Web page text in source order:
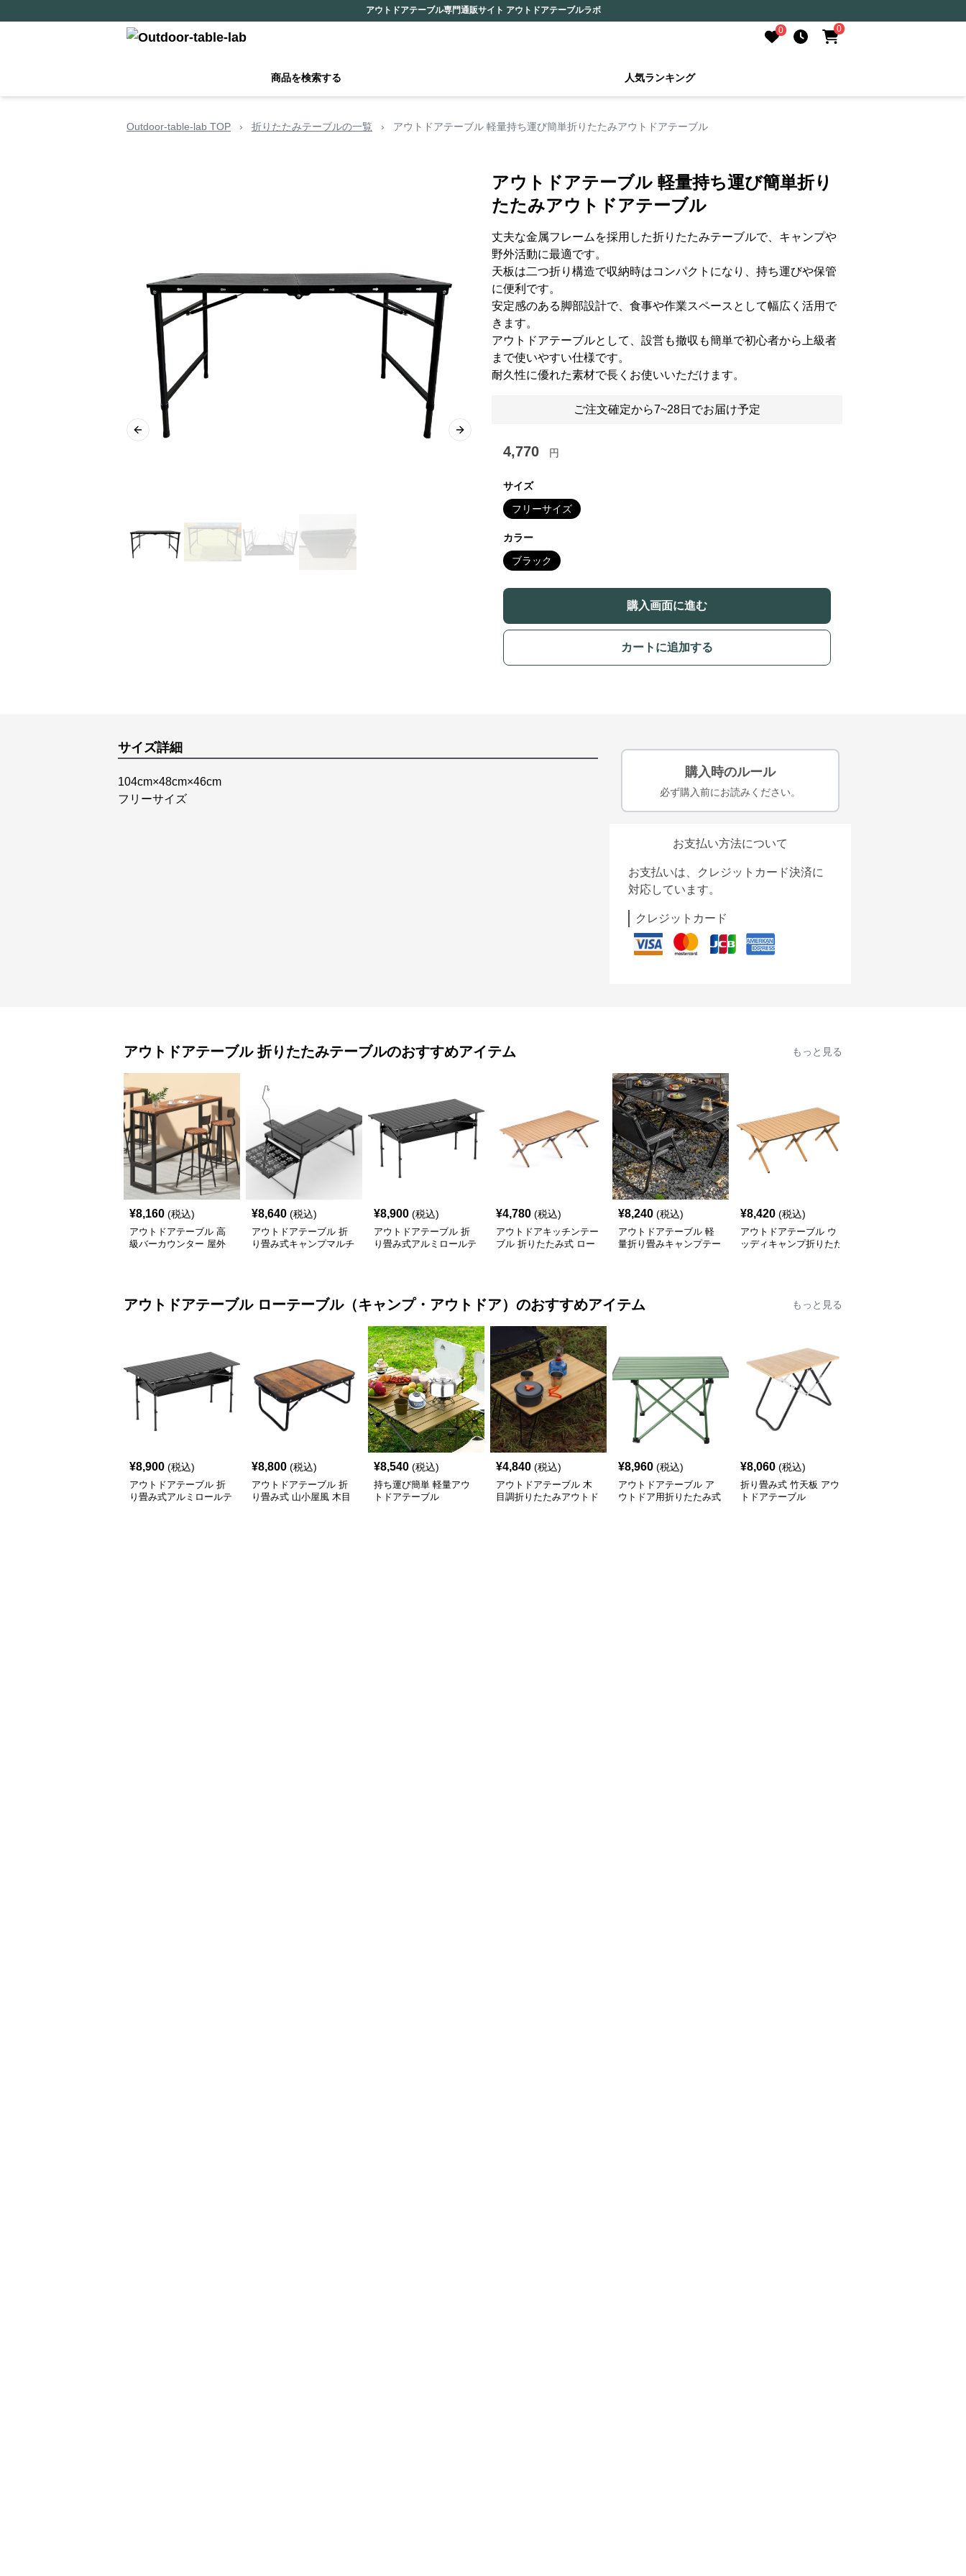
アウトドアテーブル専門通販サイト アウトドアテーブルラボ
0
0
商品を検索する 人気ランキング
Outdoor-table-lab TOP › 折りたたみテーブルの一覧 › アウトドアテーブル 軽量持ち運び簡単折りたたみアウトドアテーブル
Previous slide Next slide
アウトドアテーブル 軽量持ち運び簡単折り
たたみアウトドアテーブル
丈夫な金属フレームを採用した折りたたみテーブルで、キャンプや
野外活動に最適です。
天板は二つ折り構造で収納時はコンパクトになり、持ち運びや保管
に便利です。
安定感のある脚部設計で、食事や作業スペースとして幅広く活用で
きます。
アウトドアテーブルとして、設営も撤収も簡単で初心者から上級者
まで使いやすい仕様です。
耐久性に優れた素材で長くお使いいただけます。
ご注文確定から7~28日でお届け予定
4,770 円
サイズ
フリーサイズ
カラー
ブラック
購入画面に進む
カートに追加する
サイズ詳細
104cm×48cm×46cm
フリーサイズ
購入時のルール
必ず購入前にお読みください。
お支払い方法について
お支払いは、クレジットカード決済に
対応しています。
クレジットカード
アウトドアテーブル 折りたたみテーブルのおすすめアイテム もっと見る
¥8,160 (税込)
アウトドアテーブル 高
級バーカウンター 屋外
¥8,640 (税込)
アウトドアテーブル 折
り畳み式キャンプマルチ
¥8,900 (税込)
アウトドアテーブル 折
り畳み式アルミロールテ
¥4,780 (税込)
アウトドアキッチンテー
ブル 折りたたみ式 ロー
¥8,240 (税込)
アウトドアテーブル 軽
量折り畳みキャンプテー
¥8,420 (税込)
アウトドアテーブル ウ
ッディキャンプ折りたた
アウトドアテーブル ローテーブル（キャンプ・アウトドア） のおすすめアイテム もっと見る
¥8,900 (税込)
アウトドアテーブル 折
り畳み式アルミロールテ
¥8,800 (税込)
アウトドアテーブル 折
り畳み式 山小屋風 木目
¥8,540 (税込)
持ち運び簡単 軽量アウ
トドアテーブル
¥4,840 (税込)
アウトドアテーブル 木
目調折りたたみアウトド
¥8,960 (税込)
アウトドアテーブル ア
ウトドア用折りたたみ式
¥8,060 (税込)
折り畳み式 竹天板 アウ
トドアテーブル